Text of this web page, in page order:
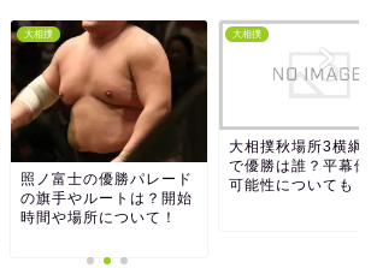
大相撲
照ノ富士の優勝パレード
の旗手やルートは？開始
時間や場所について！
大相撲
大相撲秋場所3横綱
で優勝は誰？平幕優
可能性についても！